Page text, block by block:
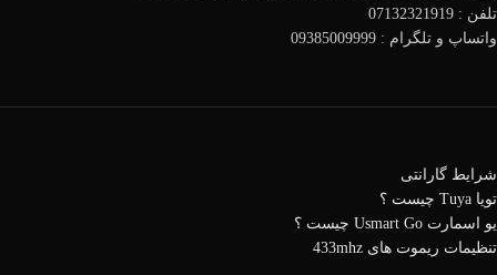
تلفن : 07132321919
واتساپ و تلگرام : 09385009999
شرایط گارانتی
تویا Tuya چیست ؟
یو اسمارت Usmart Go چیست ؟
تنظیمات ریموت های 433mhz